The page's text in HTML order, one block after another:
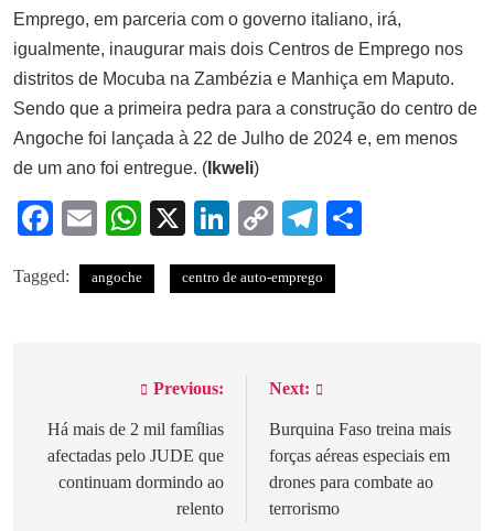
Emprego, em parceria com o governo italiano, irá,
igualmente, inaugurar mais dois Centros de Emprego nos
distritos de Mocuba na Zambézia e Manhiça em Maputo.
Sendo que a primeira pedra para a construção do centro de
Angoche foi lançada à 22 de Julho de 2024 e, em menos
de um ano foi entregue. ( Ikweli)
Facebook
EmailWhatsApp
X LinkedIn
CopyTelegram
Tagged: angoche centro de auto-emprego
Navegação
de
artigos
Previous:
Há mais de 2 mil famílias
afectadas pelo JUDE que
continuam dormindo ao
relento
Next:
Burquina Faso treina mais
forças aéreas especiais em
drones para combate ao
terrorismo